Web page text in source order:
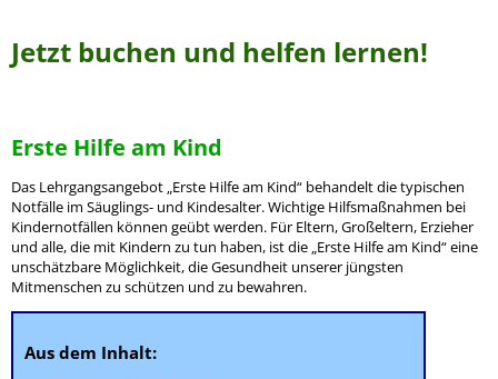
Jetzt buchen und helfen lernen!
Erste Hilfe am Kind
Das Lehrgangsangebot „Erste Hilfe am Kind“ behandelt die typischen
Notfälle im Säuglings- und Kindesalter. Wichtige Hilfsmaßnahmen bei
Kindernotfällen können geübt werden. Für Eltern, Großeltern, Erzieher
und alle, die mit Kindern zu tun haben, ist die „Erste Hilfe am Kind“ eine
unschätzbare Möglichkeit, die Gesundheit unserer jüngsten
Mitmenschen zu schützen und zu bewahren.
Aus dem Inhalt: